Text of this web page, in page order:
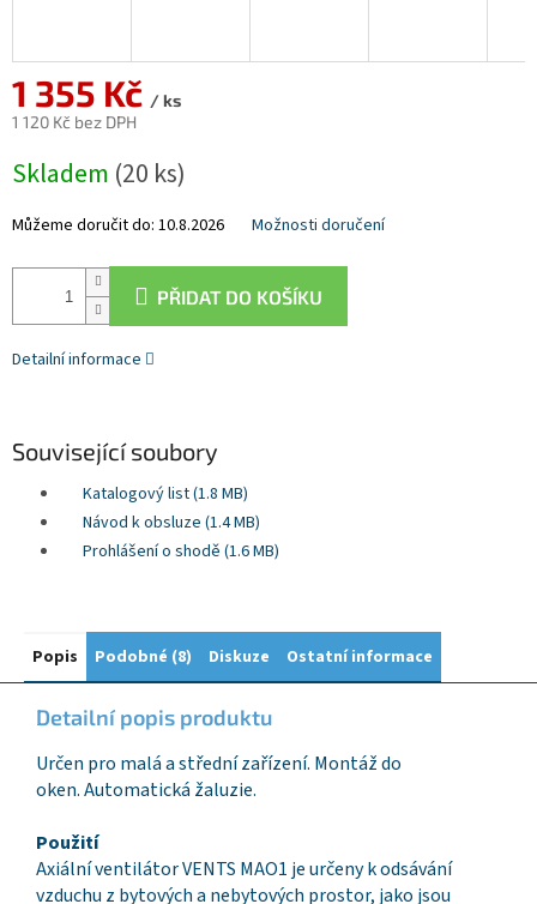
1 355 Kč / ks
1 120 Kč bez DPH
cena:
Skladem (20 ks)
Můžeme doručit do: 10.8.2026 Možnosti doručení
PŘIDAT DO KOŠÍKU
Detailní informace
Související soubory
Katalogový list (1.8 MB)
Návod k obsluze (1.4 MB)
Prohlášení o shodě (1.6 MB)
Popis Podobné (8) Diskuze Ostatní informace
Detailní popis produktu
Určen pro malá a střední zařízení. Montáž do
oken. Automatická žaluzie.
Použití
Axiální ventilátor VENTS MAO1 je určeny k odsávání
vzduchu z bytových a nebytových prostor, jako jsou